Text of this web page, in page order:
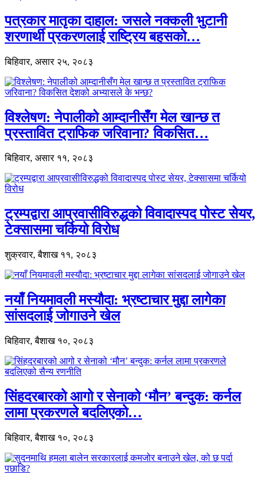
पत्रकार मातृका दाहाल: जसले नक्कली भुटानी
शरणार्थी प्रकरणलाई राष्ट्रिय बहसको…
बिहिवार, असार २५, २०८३
विश्लेषण: नेपालीको आम्दानीसँग मेल खान्छ त
प्रस्तावित ट्राफिक जरिवाना? विकसित…
बिहिवार, असार ११, २०८३
ट्रम्पद्वारा आप्रवासीविरुद्धको विवादास्पद पोस्ट सेयर,
टेक्सासमा चर्कियो विरोध
शुक्रवार, बैशाख ११, २०८३
नयाँ नियमावली मस्यौदा: भ्रष्टाचार मुद्दा लागेका
सांसदलाई जोगाउने खेल
बिहिवार, बैशाख १०, २०८३
सिंहदरबारको आगो र सेनाको ‘मौन’ बन्दुक: कर्नल
लामा प्रकरणले बदलिएको…
बिहिवार, बैशाख १०, २०८३